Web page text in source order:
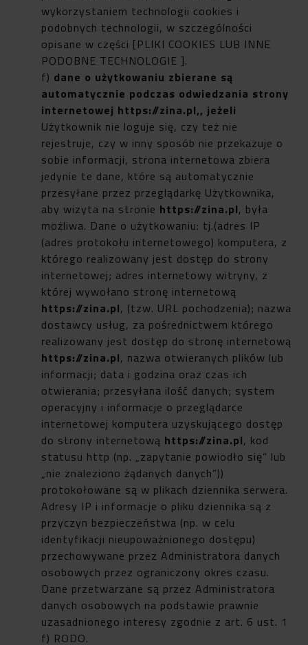
wykorzystaniem technologii cookies i
podobnych technologii, w szczególności
opisane w części [PLIKI COOKIES LUB INNE
PODOBNE TECHNOLOGIE ].
f) dane o użytkowaniu zbierane są
automatycznie podczas odwiedzania strony
internetowej https://zina.pl,, jeżeli
Użytkownik nie loguje się, czy też nie
rejestruje, czy w inny sposób nie przekazuje o
sobie informacji, strona internetowa zbiera
jedynie te dane, które są automatycznie
przesyłane przez przeglądarkę Użytkownika,
aby wizyta na stronie https://zina.pl, była
możliwa. Dane o użytkowaniu: tj.(adres IP
(adres protokołu internetowego) komputera, z
którego realizowany jest dostęp do strony
internetowej; adres internetowy witryny, z
której wywołano stronę internetową
https://zina.pl, (tzw. URL pochodzenia); nazwa
dostawcy usług, za pośrednictwem którego
realizowany jest dostęp do stronę internetową
https://zina.pl, nazwa otwieranych plików lub
informacji; data i godzina oraz czas ich
otwierania; przesyłana ilość danych; system
operacyjny i informacje o przeglądarce
internetowej komputera uzyskującego dostęp
do strony internetową https://zina.pl, kod
statusu http (np. „zapytanie powiodło się” lub
„nie znaleziono żądanych danych”))
protokołowane są w plikach dziennika serwera.
Adresy IP i informacje o pliku dziennika są z
przyczyn bezpieczeństwa (np. w celu
identyfikacji nieupoważnionego dostępu)
przechowywane przez Administratora danych
osobowych przez ograniczony okres czasu.
Dane przetwarzane są przez Administratora
danych osobowych na podstawie prawnie
uzasadnionego interesy zgodnie z art. 6 ust. 1
f) RODO.